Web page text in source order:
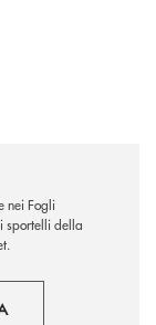
nei Fogli
sportelli della